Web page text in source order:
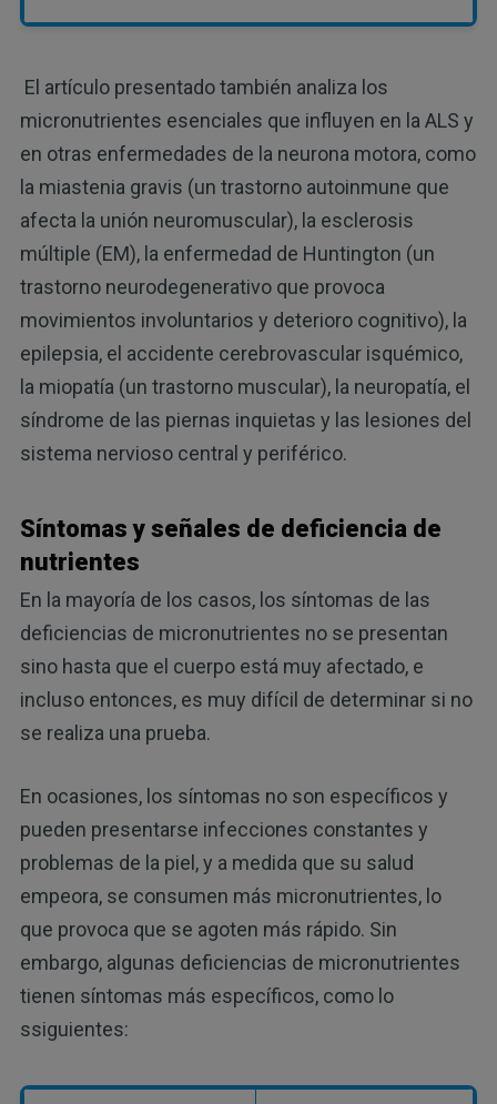
El artículo presentado también analiza los
micronutrientes esenciales que influyen en la ALS y
en otras enfermedades de la neurona motora, como
la miastenia gravis (un trastorno autoinmune que
afecta la unión neuromuscular), la esclerosis
múltiple (EM), la enfermedad de Huntington (un
trastorno neurodegenerativo que provoca
movimientos involuntarios y deterioro cognitivo), la
epilepsia, el accidente cerebrovascular isquémico,
la miopatía (un trastorno muscular), la neuropatía, el
síndrome de las piernas inquietas y las lesiones del
sistema nervioso central y periférico.
Síntomas y señales de deficiencia de
nutrientes
En la mayoría de los casos, los síntomas de las
deficiencias de micronutrientes no se presentan
sino hasta que el cuerpo está muy afectado, e
incluso entonces, es muy difícil de determinar si no
se realiza una prueba.
En ocasiones, los síntomas no son específicos y
pueden presentarse infecciones constantes y
problemas de la piel, y a medida que su salud
empeora, se consumen más micronutrientes, lo
que provoca que se agoten más rápido. Sin
embargo, algunas deficiencias de micronutrientes
tienen síntomas más específicos, como lo
ssiguientes: